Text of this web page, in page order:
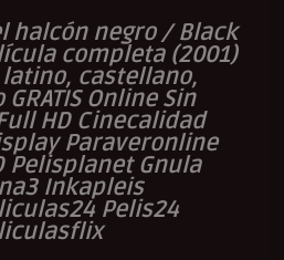
halcón negro / Black
completa (2001)
castellano,
Online Sin
HD Cinecalidad
Paraveronline
Pelisplanet Gnula
Inkapleis
Pelis24